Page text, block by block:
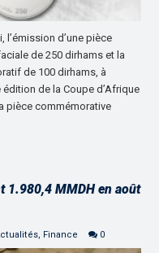
l’émission d’une pièce
de 250 dirhams et la
de 100 dirhams, à
édition de la Coupe d’Afrique
pièce commémorative
1.980,4 MMDH en août
, Finance 0